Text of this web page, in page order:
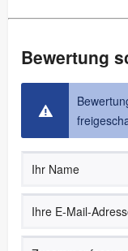
Bewertung